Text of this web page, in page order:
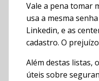
Vale a pena tomar
usa a mesma
Linkedin, e as
cadastro. O
Além destas listas,
úteis sobre